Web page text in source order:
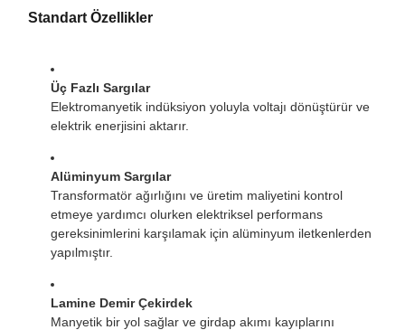
Standart Özellikler
Üç Fazlı Sargılar
Elektromanyetik indüksiyon yoluyla voltajı dönüştürür ve
elektrik enerjisini aktarır.
Alüminyum Sargılar
Transformatör ağırlığını ve üretim maliyetini kontrol
etmeye yardımcı olurken elektriksel performans
gereksinimlerini karşılamak için alüminyum iletkenlerden
yapılmıştır.
Lamine Demir Çekirdek
Manyetik bir yol sağlar ve girdap akımı kayıplarını